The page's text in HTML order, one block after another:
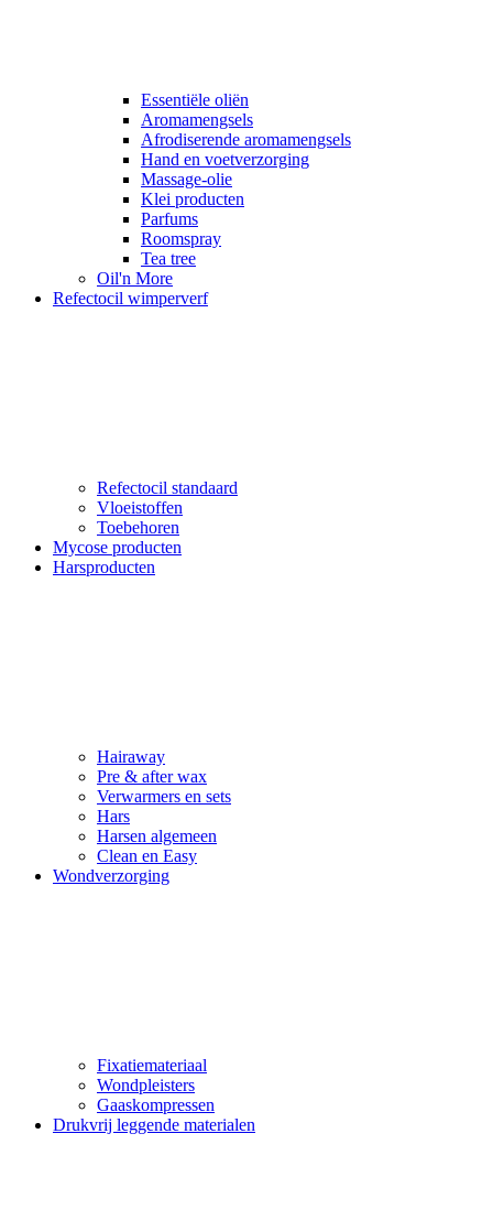
Essentiële oliën
Aromamengsels
Afrodiserende aromamengsels
Hand en voetverzorging
Massage-olie
Klei producten
Parfums
Roomspray
Tea tree
Oil'n More
Refectocil wimperverf
Refectocil standaard
Vloeistoffen
Toebehoren
Mycose producten
Harsproducten
Hairaway
Pre & after wax
Verwarmers en sets
Hars
Harsen algemeen
Clean en Easy
Wondverzorging
Fixatiemateriaal
Wondpleisters
Gaaskompressen
Drukvrij leggende materialen